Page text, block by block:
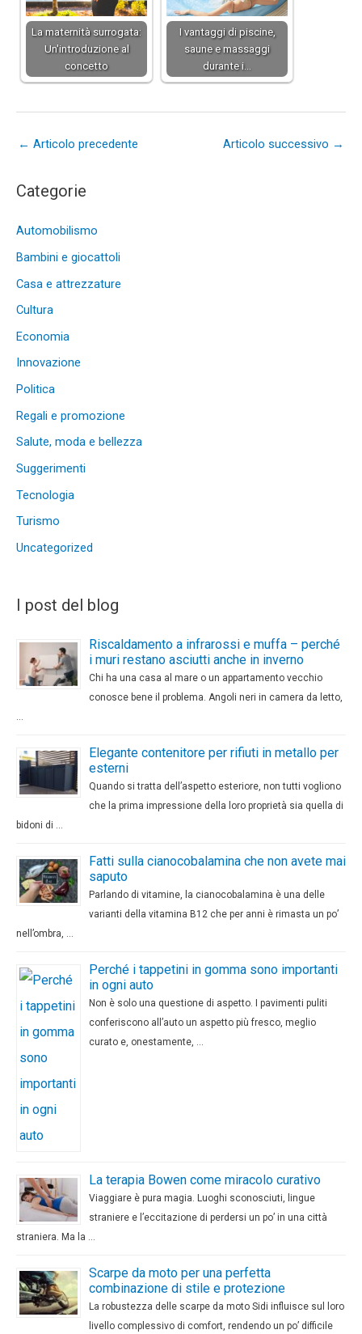
La maternità surrogata:
Un'introduzione al
concetto
I vantaggi di piscine,
saune e massaggi
durante i…
← Articolo precedente Articolo successivo →
Categorie
Automobilismo
Bambini e giocattoli
Casa e attrezzature
Cultura
Economia
Innovazione
Politica
Regali e promozione
Salute, moda e bellezza
Suggerimenti
Tecnologia
Turismo
Uncategorized
I post del blog
Riscaldamento a infrarossi e muffa – perché
i muri restano asciutti anche in inverno
Chi ha una casa al mare o un appartamento vecchio
conosce bene il problema. Angoli neri in camera da letto,
…
Elegante contenitore per rifiuti in metallo per
esterni
Quando si tratta dell’aspetto esteriore, non tutti vogliono
che la prima impressione della loro proprietà sia quella di
bidoni di …
Fatti sulla cianocobalamina che non avete mai
saputo
Parlando di vitamine, la cianocobalamina è una delle
varianti della vitamina B12 che per anni è rimasta un po’
nell’ombra, …
Perché i tappetini in gomma sono importanti
in ogni auto
Non è solo una questione di aspetto. I pavimenti puliti
conferiscono all’auto un aspetto più fresco, meglio
curato e, onestamente, …
La terapia Bowen come miracolo curativo
Viaggiare è pura magia. Luoghi sconosciuti, lingue
straniere e l’eccitazione di perdersi un po’ in una città
straniera. Ma la …
Scarpe da moto per una perfetta
combinazione di stile e protezione
La robustezza delle scarpe da moto Sidi influisce sul loro
livello complessivo di comfort, rendendo un po’ difficile